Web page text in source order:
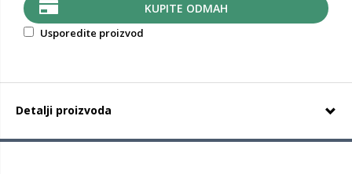
KUPITE ODMAH
Usporedite proizvod
Detalji proizvoda